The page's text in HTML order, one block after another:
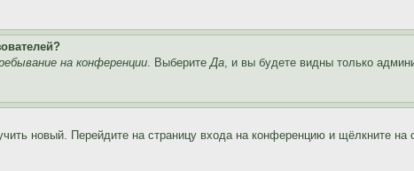
на конференции. ВыберитеДа, и вы будете видны только
новый. Перейдите на страницу входа на конференцию и щёлкните на